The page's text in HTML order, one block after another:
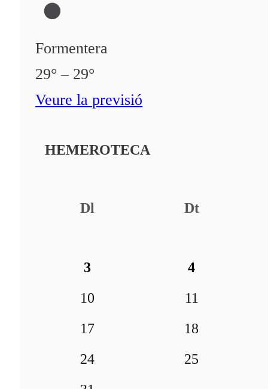
Formentera
29° – 29°
Veure la previsió
HEMEROTECA
Dl Dt
3
4
10
11
17
18
24
25